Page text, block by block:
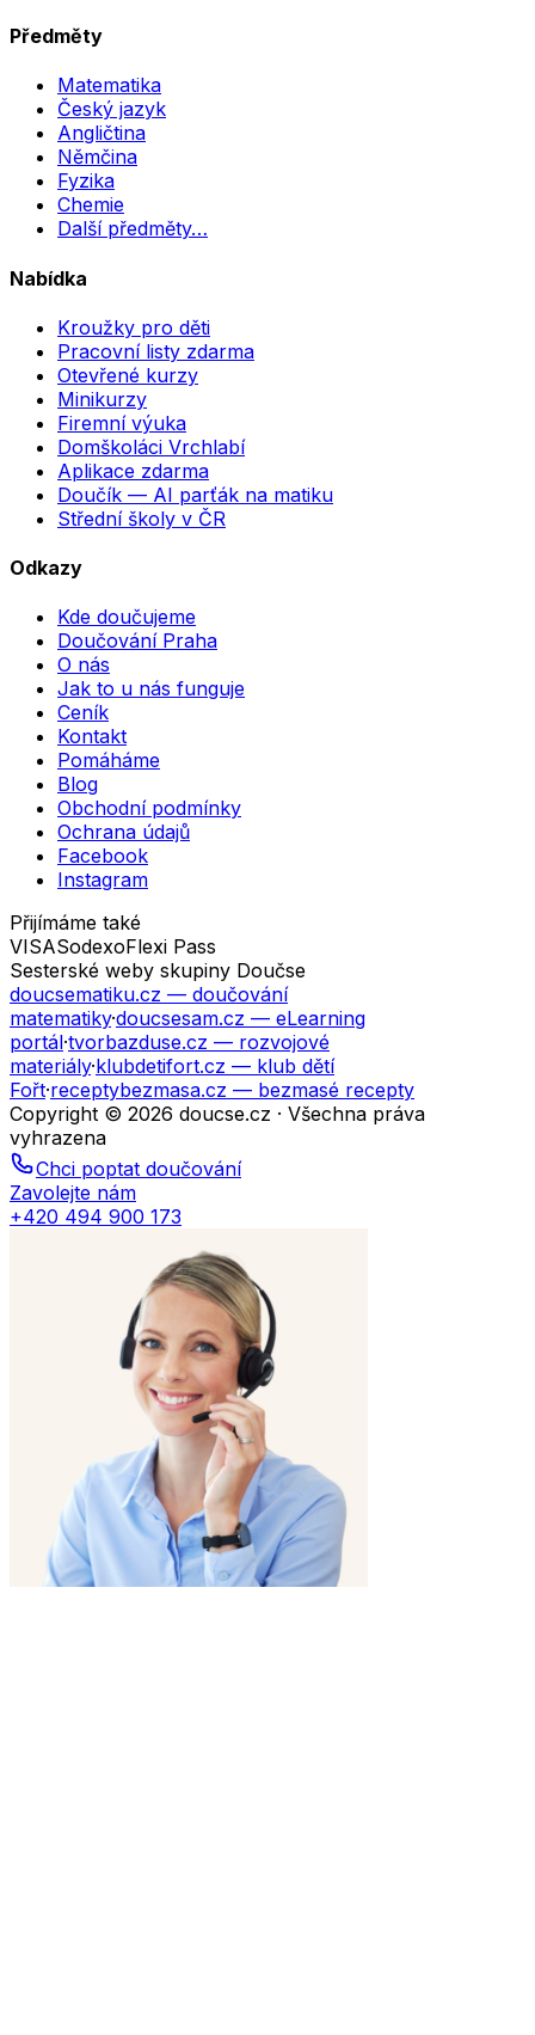
Předměty
Matematika
Český jazyk
Angličtina
Němčina
Fyzika
Chemie
Další předměty…
Nabídka
Kroužky pro děti
Pracovní listy zdarma
Otevřené kurzy
Minikurzy
Firemní výuka
Domškoláci Vrchlabí
Aplikace zdarma
Doučík — AI parťák na matiku
Střední školy v ČR
Odkazy
Kde doučujeme
Doučování Praha
O nás
Jak to u nás funguje
Ceník
Kontakt
Pomáháme
Blog
Obchodní podmínky
Ochrana údajů
Facebook
Instagram
Přijímáme také
VISASodexoFlexi Pass
Sesterské weby skupiny Doučse
doucsematiku.cz — doučování
matematiky·doucsesam.cz — eLearning
portál·tvorbazduse.cz — rozvojové
materiály·klubdetifort.cz — klub dětí
Fořt·receptybezmasa.cz — bezmasé recepty
Copyright © 2026 doucse.cz · Všechna práva
vyhrazena
Chci poptat doučování
Zavolejte nám
+420 494 900 173